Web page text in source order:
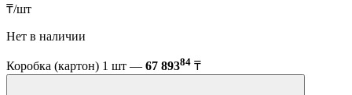
₸/шт
Нет в наличии
Коробка (картон) 1 шт — 67 89384 ₸